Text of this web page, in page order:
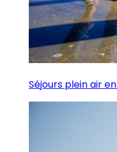
Séjours plein air